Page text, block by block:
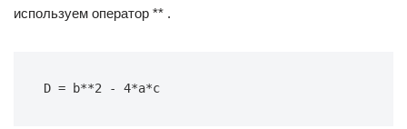
используем оператор ** .
D = b**2 - 4*a*c